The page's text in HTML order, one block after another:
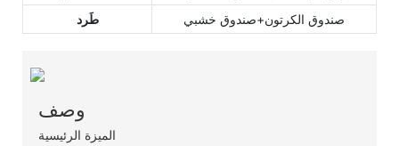
طَرد
صندوق الكرتون+صندوق خشبي
وصف
الميزة الرئيسية